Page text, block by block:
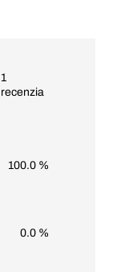
1
recenzia
100.0 %
0.0 %